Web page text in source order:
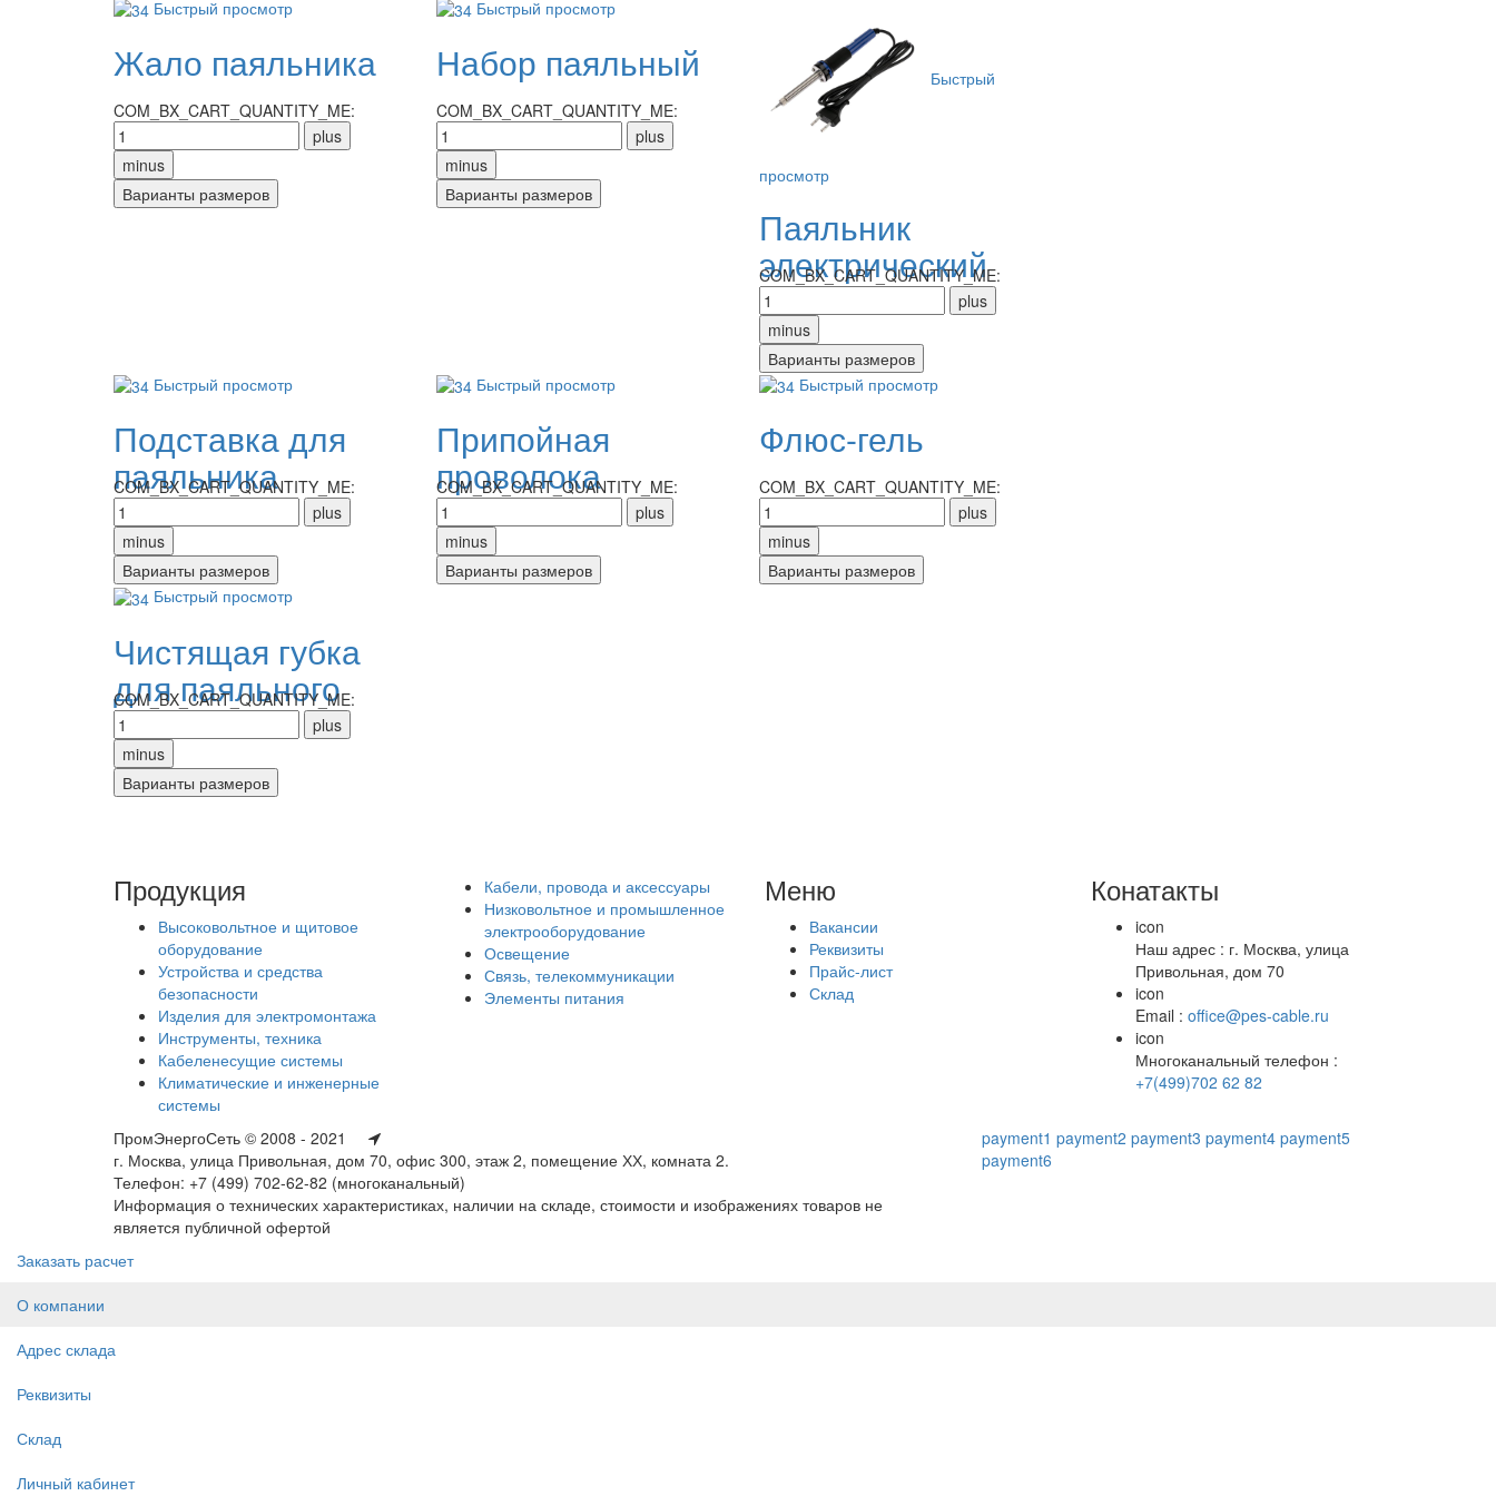
Быстрый просмотр
Жало паяльника
COM_BX_CART_QUANTITY_ME:
Быстрый просмотр
Набор паяльный
COM_BX_CART_QUANTITY_ME:
Быстрый
просмотр
Паяльник
электрический
COM_BX_CART_QUANTITY_ME:
Быстрый просмотр
Подставка для
паяльника
COM_BX_CART_QUANTITY_ME:
Быстрый просмотр
Припойная
проволока
COM_BX_CART_QUANTITY_ME:
Быстрый просмотр
Флюс-гель
COM_BX_CART_QUANTITY_ME:
Быстрый просмотр
Чистящая губка
для паяльного
жала
COM_BX_CART_QUANTITY_ME:
Продукция
Высоковольтное и щитовое
оборудование
Устройства и средства
безопасности
Изделия для электромонтажа
Инструменты, техника
Кабеленесущие системы
Климатические и инженерные
системы
Кабели, провода и аксессуары
Низковольтное и промышленное
электрооборудование
Освещение
Связь, телекоммуникации
Элементы питания
Меню
Вакансии
Реквизиты
Прайс-лист
Склад
Конатакты
icon
Наш адрес : г. Москва, улица
Привольная, дом 70
icon
Email : office@pes-cable.ru
icon
Многоканальный телефон :
+7(499)702 62 82
ПромЭнергоСеть © 2008 - 2021
г. Москва, улица Привольная, дом 70, офис 300, этаж 2, помещение ХХ, комната 2.
Телефон: +7 (499) 702-62-82 (многоканальный)
Информация о технических характеристиках, наличии на складе, стоимости и изображениях товаров не
является публичной офертой
payment1 payment2 payment3 payment4 payment5
payment6
Заказать расчет
О компании
Адрес склада
Реквизиты
Склад
Личный кабинет